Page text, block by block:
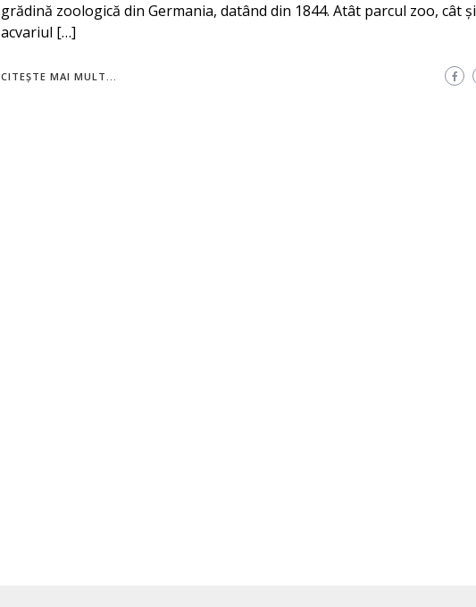
grădină zoologică din Germania, datând din 1844. Atât parcul zoo, cât și
acvariul […]
CITEȘTE MAI MULT...